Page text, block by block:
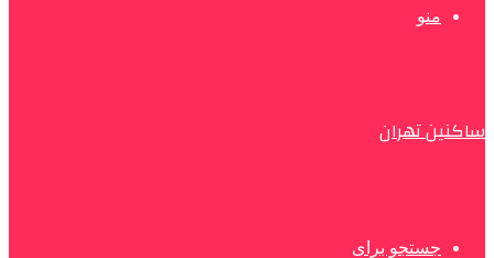
منو
ساکنین تهران
جستجو برای